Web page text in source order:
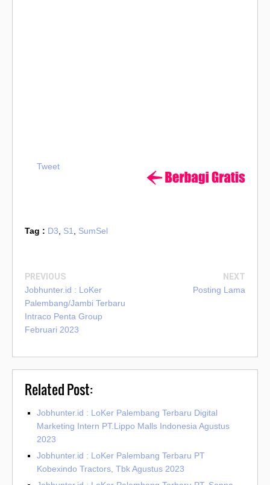
Tweet
Tag : D3 S1 SumSel
PREVIOUS
Jobhunter.id : LoKer
Palembang/Jambi Terbaru
Intraco Penta Group
Februari 2023
NEXT
Posting Lama
Related Post:
Jobhunter.id : LoKer Palembang Terbaru Digital
Marketing Intern PT.Lippo Malls Indonesia Agustus
2023
Jobhunter.id : LoKer Palembang Terbaru PT
Kobexindo Tractors, Tbk Agustus 2023